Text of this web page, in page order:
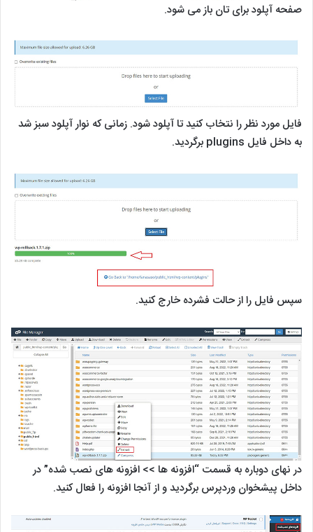
صفحه آپلود برای تان باز می شود.
فایل مورد نظر را نتخاب کنید تا آپلود شود. زمانی که نوار آپلود سبز شد
به داخل فایل plugins برگردید.
سپس فایل را از حالت فشرده خارج کنید.
در نهای دوباره به قسمت “افزونه ها >> افزونه های نصب شده” در
داخل پیشخوان وردپرس برگردید و از آنجا افزونه را فعال کنید.